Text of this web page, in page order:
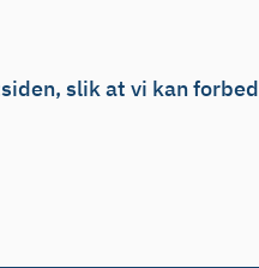
slik at vi kan